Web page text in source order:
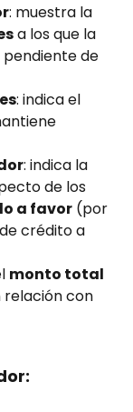
: muestra la
a los que la
de
: indica el
: indica la
de los
a favor (por
crédito a
monto total
relación con